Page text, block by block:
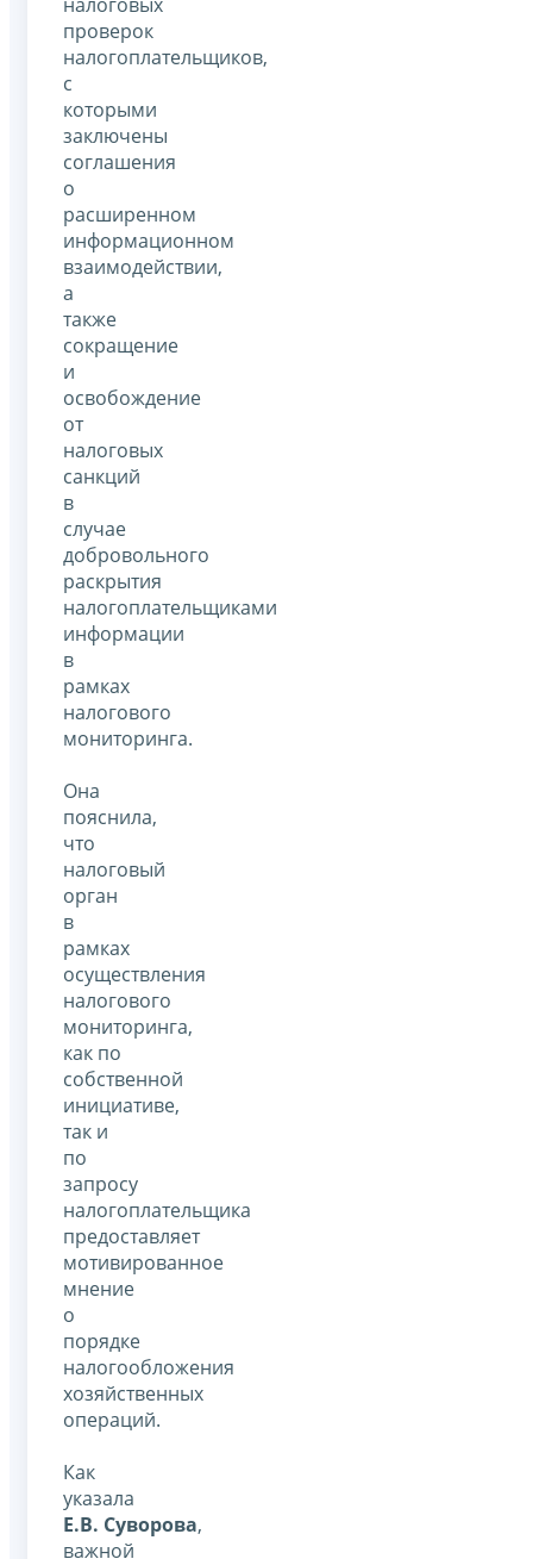
проверок
налогоплательщиков,
с
которыми
заключены
соглашения
о
расширенном
информационном
взаимодействии,
а
также
сокращение
и
освобождение
от
налоговых
санкций
в
случае
добровольного
раскрытия
налогоплательщиками
информации
в
рамках
налогового
мониторинга.
Она
пояснила,
что
налоговый
орган
в
рамках
осуществления
налогового
мониторинга,
как по
собственной
инициативе,
так и
по
запросу
налогоплательщика
предоставляет
мотивированное
мнение
о
порядке
налогообложения
хозяйственных
операций.
Как
указала
Е.В. Суворова,
важной